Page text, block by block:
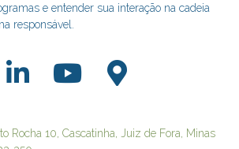
e entender sua interação na cadeia
responsável.
Rocha 10, Cascatinha, Juiz de Fora, Minas